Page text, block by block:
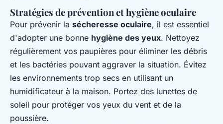
Stratégies de prévention et hygiène oculaire
Pour prévenir la sécheresse oculaire, il est essentiel
d'adopter une bonne hygiène des yeux. Nettoyez
régulièrement vos paupières pour éliminer les débris
et les bactéries pouvant aggraver la situation. Évitez
les environnements trop secs en utilisant un
humidificateur à la maison. Portez des lunettes de
soleil pour protéger vos yeux du vent et de la
poussière.